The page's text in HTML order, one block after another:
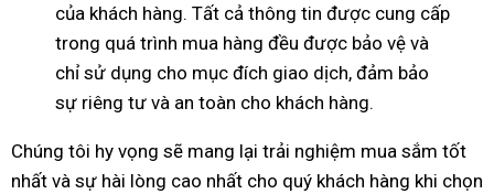
của khách hàng. Tất cả thông tin được cung cấp
trong quá trình mua hàng đều được bảo vệ và
chỉ sử dụng cho mục đích giao dịch, đảm bảo
sự riêng tư và an toàn cho khách hàng.
Chúng tôi hy vọng sẽ mang lại trải nghiệm mua sắm tốt
nhất và sự hài lòng cao nhất cho quý khách hàng khi chọn